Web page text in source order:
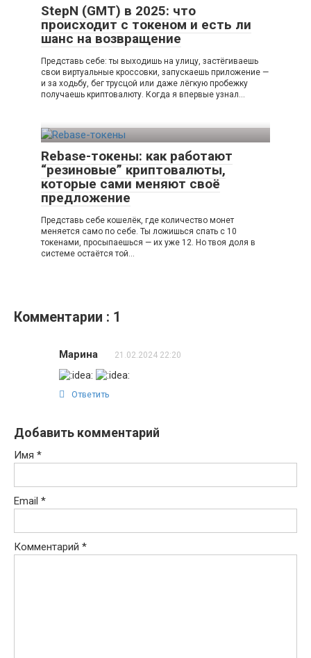
StepN (GMT) в 2025: что
происходит с токеном и есть ли
шанс на возвращение
Представь себе: ты выходишь на улицу, застёгиваешь
свои виртуальные кроссовки, запускаешь приложение —
и за ходьбу, бег трусцой или даже лёгкую пробежку
получаешь криптовалюту. Когда я впервые узнал…
Rebase-токены: как работают
“резиновые” криптовалюты,
которые сами меняют своё
предложение
Представь себе кошелёк, где количество монет
меняется само по себе. Ты ложишься спать с 10
токенами, просыпаешься — их уже 12. Но твоя доля в
системе остаётся той…
Комментарии : 1
Марина 21.02.2024 22:20
Ответить
Добавить комментарий
Имя *
Email *
Комментарий *